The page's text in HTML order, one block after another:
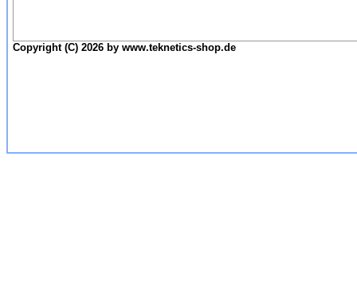
Copyright (C) 2026 by www.teknetics-shop.de